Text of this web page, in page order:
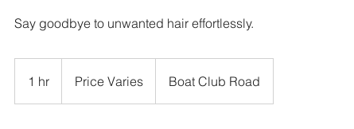
Say goodbye to unwanted hair effortlessly.
1 hr
h
Price Varies Boat Club Road